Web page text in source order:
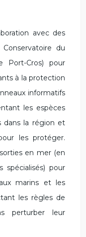
avec des
du
Port-Cros) pour
à la protection
informatifs
les espèces
dans la région et
les protéger.
en mer (en
spécialisés) pour
marins et les
les règles de
perturber leur